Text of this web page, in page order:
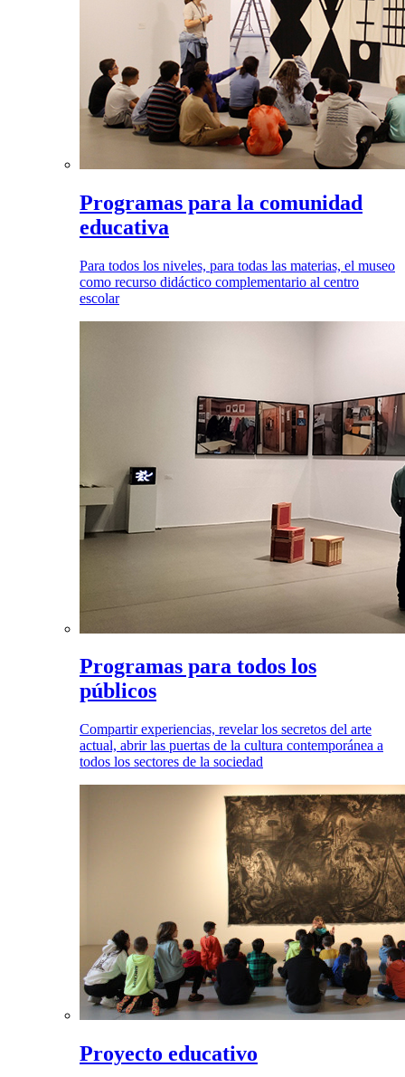
Programas para la comunidad
educativa
Para todos los niveles, para todas las materias, el museo
como recurso didáctico complementario al centro
escolar
Programas para todos los
públicos
Compartir experiencias, revelar los secretos del arte
actual, abrir las puertas de la cultura contemporánea a
todos los sectores de la sociedad
Proyecto educativo